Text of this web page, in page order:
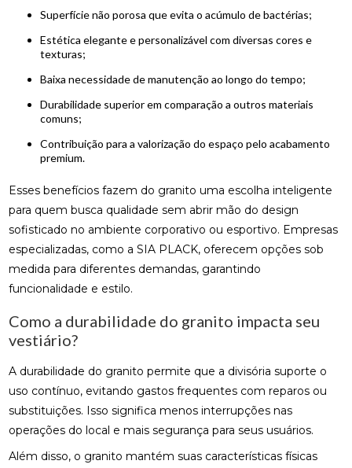
Superfície não porosa que evita o acúmulo de bactérias;
Estética elegante e personalizável com diversas cores e
texturas;
Baixa necessidade de manutenção ao longo do tempo;
Durabilidade superior em comparação a outros materiais
comuns;
Contribuição para a valorização do espaço pelo acabamento
premium.
Esses benefícios fazem do granito uma escolha inteligente
para quem busca qualidade sem abrir mão do design
sofisticado no ambiente corporativo ou esportivo. Empresas
especializadas, como a SIA PLACK, oferecem opções sob
medida para diferentes demandas, garantindo
funcionalidade e estilo.
Como a durabilidade do granito impacta seu
vestiário?
A durabilidade do granito permite que a divisória suporte o
uso contínuo, evitando gastos frequentes com reparos ou
substituições. Isso significa menos interrupções nas
operações do local e mais segurança para seus usuários.
Além disso, o granito mantém suas características físicas